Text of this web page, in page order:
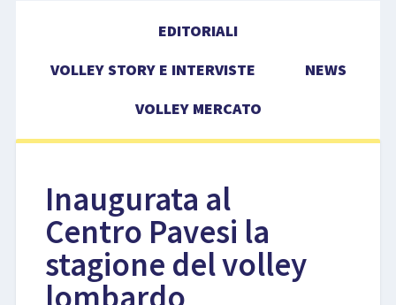
EVENTI
LIBRI
EDITORIALI
VOLLEY STORY E INTERVISTE
NEWS
VOLLEY MERCATO
Inaugurata al
Centro Pavesi la
stagione del volley